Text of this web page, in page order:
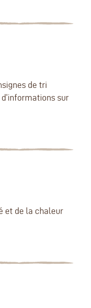
de tri
sur
et de la chaleur